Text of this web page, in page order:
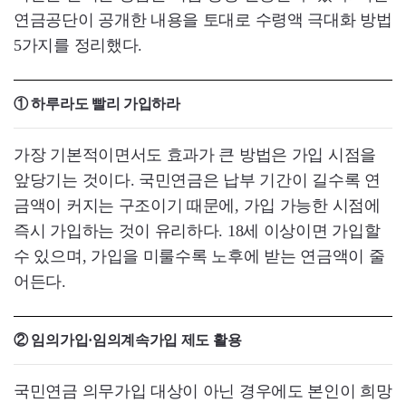
연금공단이 공개한 내용을 토대로 수령액 극대화 방법
5가지를 정리했다.
① 하루라도 빨리 가입하라
가장 기본적이면서도 효과가 큰 방법은 가입 시점을
앞당기는 것이다. 국민연금은 납부 기간이 길수록 연
금액이 커지는 구조이기 때문에, 가입 가능한 시점에
즉시 가입하는 것이 유리하다. 18세 이상이면 가입할
수 있으며, 가입을 미룰수록 노후에 받는 연금액이 줄
어든다.
② 임의가입·임의계속가입 제도 활용
국민연금 의무가입 대상이 아닌 경우에도 본인이 희망